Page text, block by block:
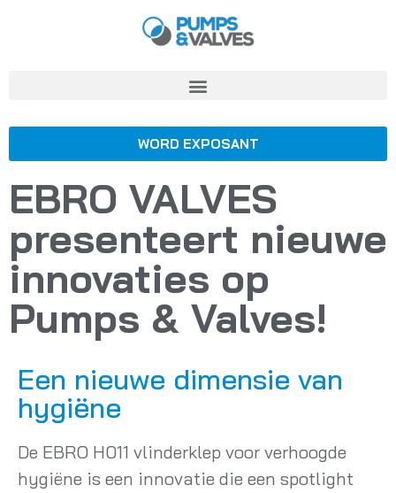
WORD EXPOSANT
EBRO VALVES
presenteert nieuwe
innovaties op
Pumps & Valves!
Een nieuwe dimensie van
hygiëne
De EBRO H011 vlinderklep voor verhoogde
hygiëne is een innovatie die een spotlight